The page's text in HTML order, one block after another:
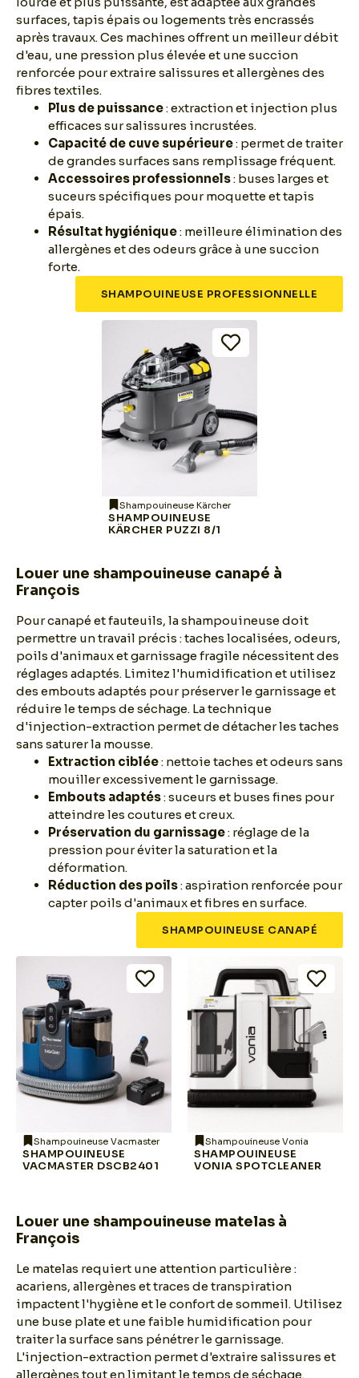
surfaces, tapis épais ou logements très encrassés
après travaux. Ces machines offrent un meilleur débit
d'eau, une pression plus élevée et une succion
renforcée pour extraire salissures et allergènes des
fibres textiles.
Plus de puissance: extraction et injection plus
efficaces sur salissures incrustées.
Capacité de cuve supérieure: permet de traiter
de grandes surfaces sans remplissage fréquent.
Accessoires professionnels: buses larges et
suceurs spécifiques pour moquette et tapis
épais.
Résultat hygiénique: meilleure élimination des
allergènes et des odeurs grâce à une succion
forte.
SHAMPOUINEUSE PROFESSIONNELLE
Shampouineuse Kärcher
SHAMPOUINEUSE
KÄRCHER PUZZI 8/1
Louer une shampouineuse canapé à
François
Pour canapé et fauteuils, la shampouineuse doit
permettre un travail précis : taches localisées, odeurs,
poils d'animaux et garnissage fragile nécessitent des
réglages adaptés. Limitez l'humidification et utilisez
des embouts adaptés pour préserver le garnissage et
réduire le temps de séchage. La technique
d'injection-extraction permet de détacher les taches
sans saturer la mousse.
Extraction ciblée: nettoie taches et odeurs sans
mouiller excessivement le garnissage.
Embouts adaptés: suceurs et buses fines pour
atteindre les coutures et creux.
Préservation du garnissage: réglage de la
pression pour éviter la saturation et la
déformation.
Réduction des poils: aspiration renforcée pour
capter poils d'animaux et fibres en surface.
SHAMPOUINEUSE CANAPÉ
Shampouineuse Vacmaster
SHAMPOUINEUSE
VACMASTER DSCB2401
Shampouineuse Vonia
SHAMPOUINEUSE
VONIA SPOTCLEANER
Louer une shampouineuse matelas à
François
Le matelas requiert une attention particulière :
acariens, allergènes et traces de transpiration
impactent l'hygiène et le confort de sommeil. Utilisez
une buse plate et une faible humidification pour
traiter la surface sans pénétrer le garnissage.
L'injection-extraction permet d'extraire salissures et
allergènes tout en limitant le temps de séchage.